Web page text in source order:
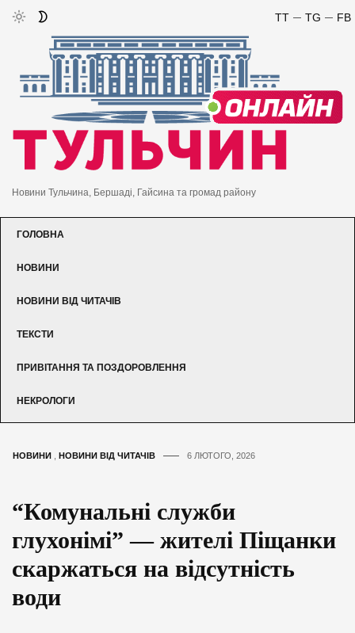
FB
TG
TT
Новини Тульчина, Бершаді, Гайсина та громад району
ГОЛОВНА
НОВИНИ
НОВИНИ ВІД ЧИТАЧІВ
ТЕКСТИ
ПРИВІТАННЯ ТА ПОЗДОРОВЛЕННЯ
НЕКРОЛОГИ
НОВИНИ НОВИНИ ВІД ЧИТАЧІВ 6 ЛЮТОГО, 2026
“Комунальні служби
глухонімі” — жителі Піщанки
скаржаться на відсутність
води